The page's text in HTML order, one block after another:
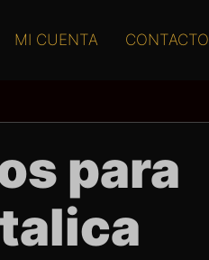
MI CUENTA CONTACTO
para